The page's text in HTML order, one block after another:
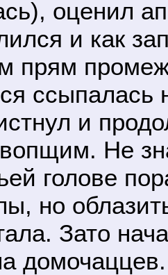
оценил
и как
прям
ссыпалась
и
Не
голове
но
Зато
домочаццев.